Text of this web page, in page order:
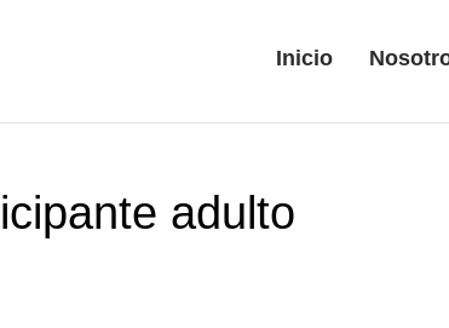
Inicio
adulto